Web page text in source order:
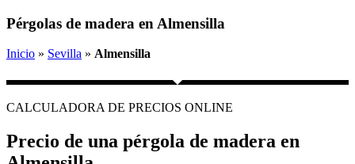
Pérgolas de madera en Almensilla
Inicio » Sevilla » Almensilla
CALCULADORA DE PRECIOS ONLINE
Precio de una pérgola de madera en